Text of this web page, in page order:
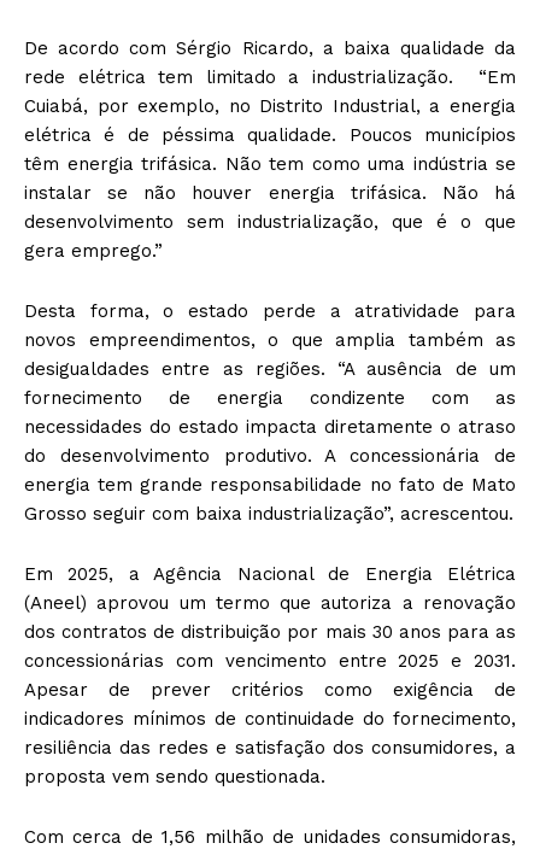
De acordo com Sérgio Ricardo, a baixa qualidade da
rede elétrica tem limitado a industrialização. “Em
Cuiabá, por exemplo, no Distrito Industrial, a energia
elétrica é de péssima qualidade. Poucos municípios
têm energia trifásica. Não tem como uma indústria se
instalar se não houver energia trifásica. Não há
desenvolvimento sem industrialização, que é o que
gera emprego.”
Desta forma, o estado perde a atratividade para
novos empreendimentos, o que amplia também as
desigualdades entre as regiões. “A ausência de um
fornecimento de energia condizente com as
necessidades do estado impacta diretamente o atraso
do desenvolvimento produtivo. A concessionária de
energia tem grande responsabilidade no fato de Mato
Grosso seguir com baixa industrialização”, acrescentou.
Em 2025, a Agência Nacional de Energia Elétrica
(Aneel) aprovou um termo que autoriza a renovação
dos contratos de distribuição por mais 30 anos para as
concessionárias com vencimento entre 2025 e 2031.
Apesar de prever critérios como exigência de
indicadores mínimos de continuidade do fornecimento,
resiliência das redes e satisfação dos consumidores, a
proposta vem sendo questionada.
Com cerca de 1,56 milhão de unidades consumidoras,